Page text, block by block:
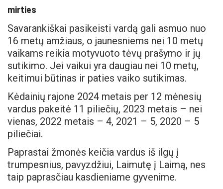
mirties
Savarankiškai pasikeisti vardą gali asmuo nuo
16 metų amžiaus, o jaunesniems nei 10 metų
vaikams reikia motyvuoto tėvų prašymo ir jų
sutikimo. Jei vaikui yra daugiau nei 10 metų,
keitimui būtinas ir paties vaiko sutikimas.
Kėdainių rajone 2024 metais per 12 mėnesių
vardus pakeitė 11 piliečių, 2023 metais – nei
vienas, 2022 metais – 4, 2021 – 5, 2020 – 5
piliečiai.
Paprastai žmonės keičia vardus iš ilgų į
trumpesnius, pavyzdžiui, Laimutę į Laimą, nes
taip paprasčiau kasdieniame gyvenime.